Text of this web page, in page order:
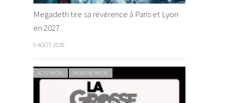
Megadeth tire sa révérence à Paris et Lyon
en 2027
6 AOÛT 2026
ACTU METAL WEBZINE METAL